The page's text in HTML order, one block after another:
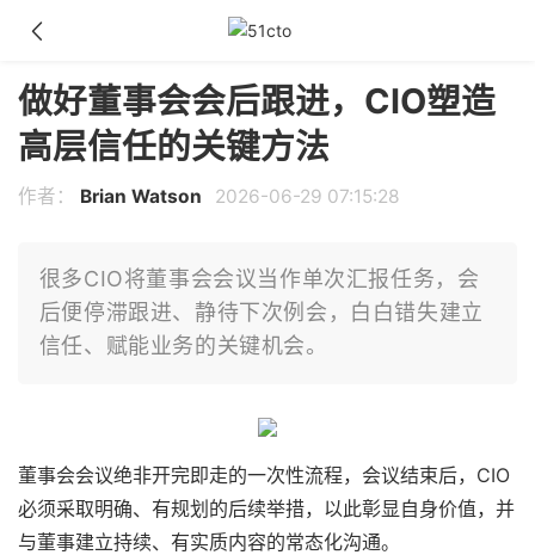
做好董事会会后跟进，CIO塑造
高层信任的关键方法
作者： Brian Watson 2026-06-29 07:15:28
很多CIO将董事会会议当作单次汇报任务，会
后便停滞跟进、静待下次例会，白白错失建立
信任、赋能业务的关键机会。
董事会会议绝非开完即走的一次性流程，会议结束后，CIO
必须采取明确、有规划的后续举措，以此彰显自身价值，并
与董事建立持续、有实质内容的常态化沟通。